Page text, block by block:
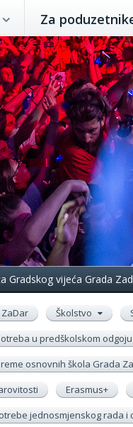
Za
Gradskog vijeća Grada
Školstvo
u predškolskom
osnovnih škola Grada
Erasmus+
jednosmjenskog rada i